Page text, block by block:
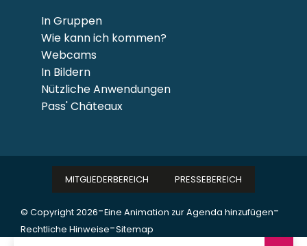
In Gruppen
Wie kann ich kommen?
Webcams
In Bildern
Nützliche Anwendungen
Pass' Châteaux
© Copyright 2026-Eine Animation zur Agenda hinzufügen-
Rechtliche Hinweise-Sitemap
MITGLIEDERBEREICH PRESSEBEREICH